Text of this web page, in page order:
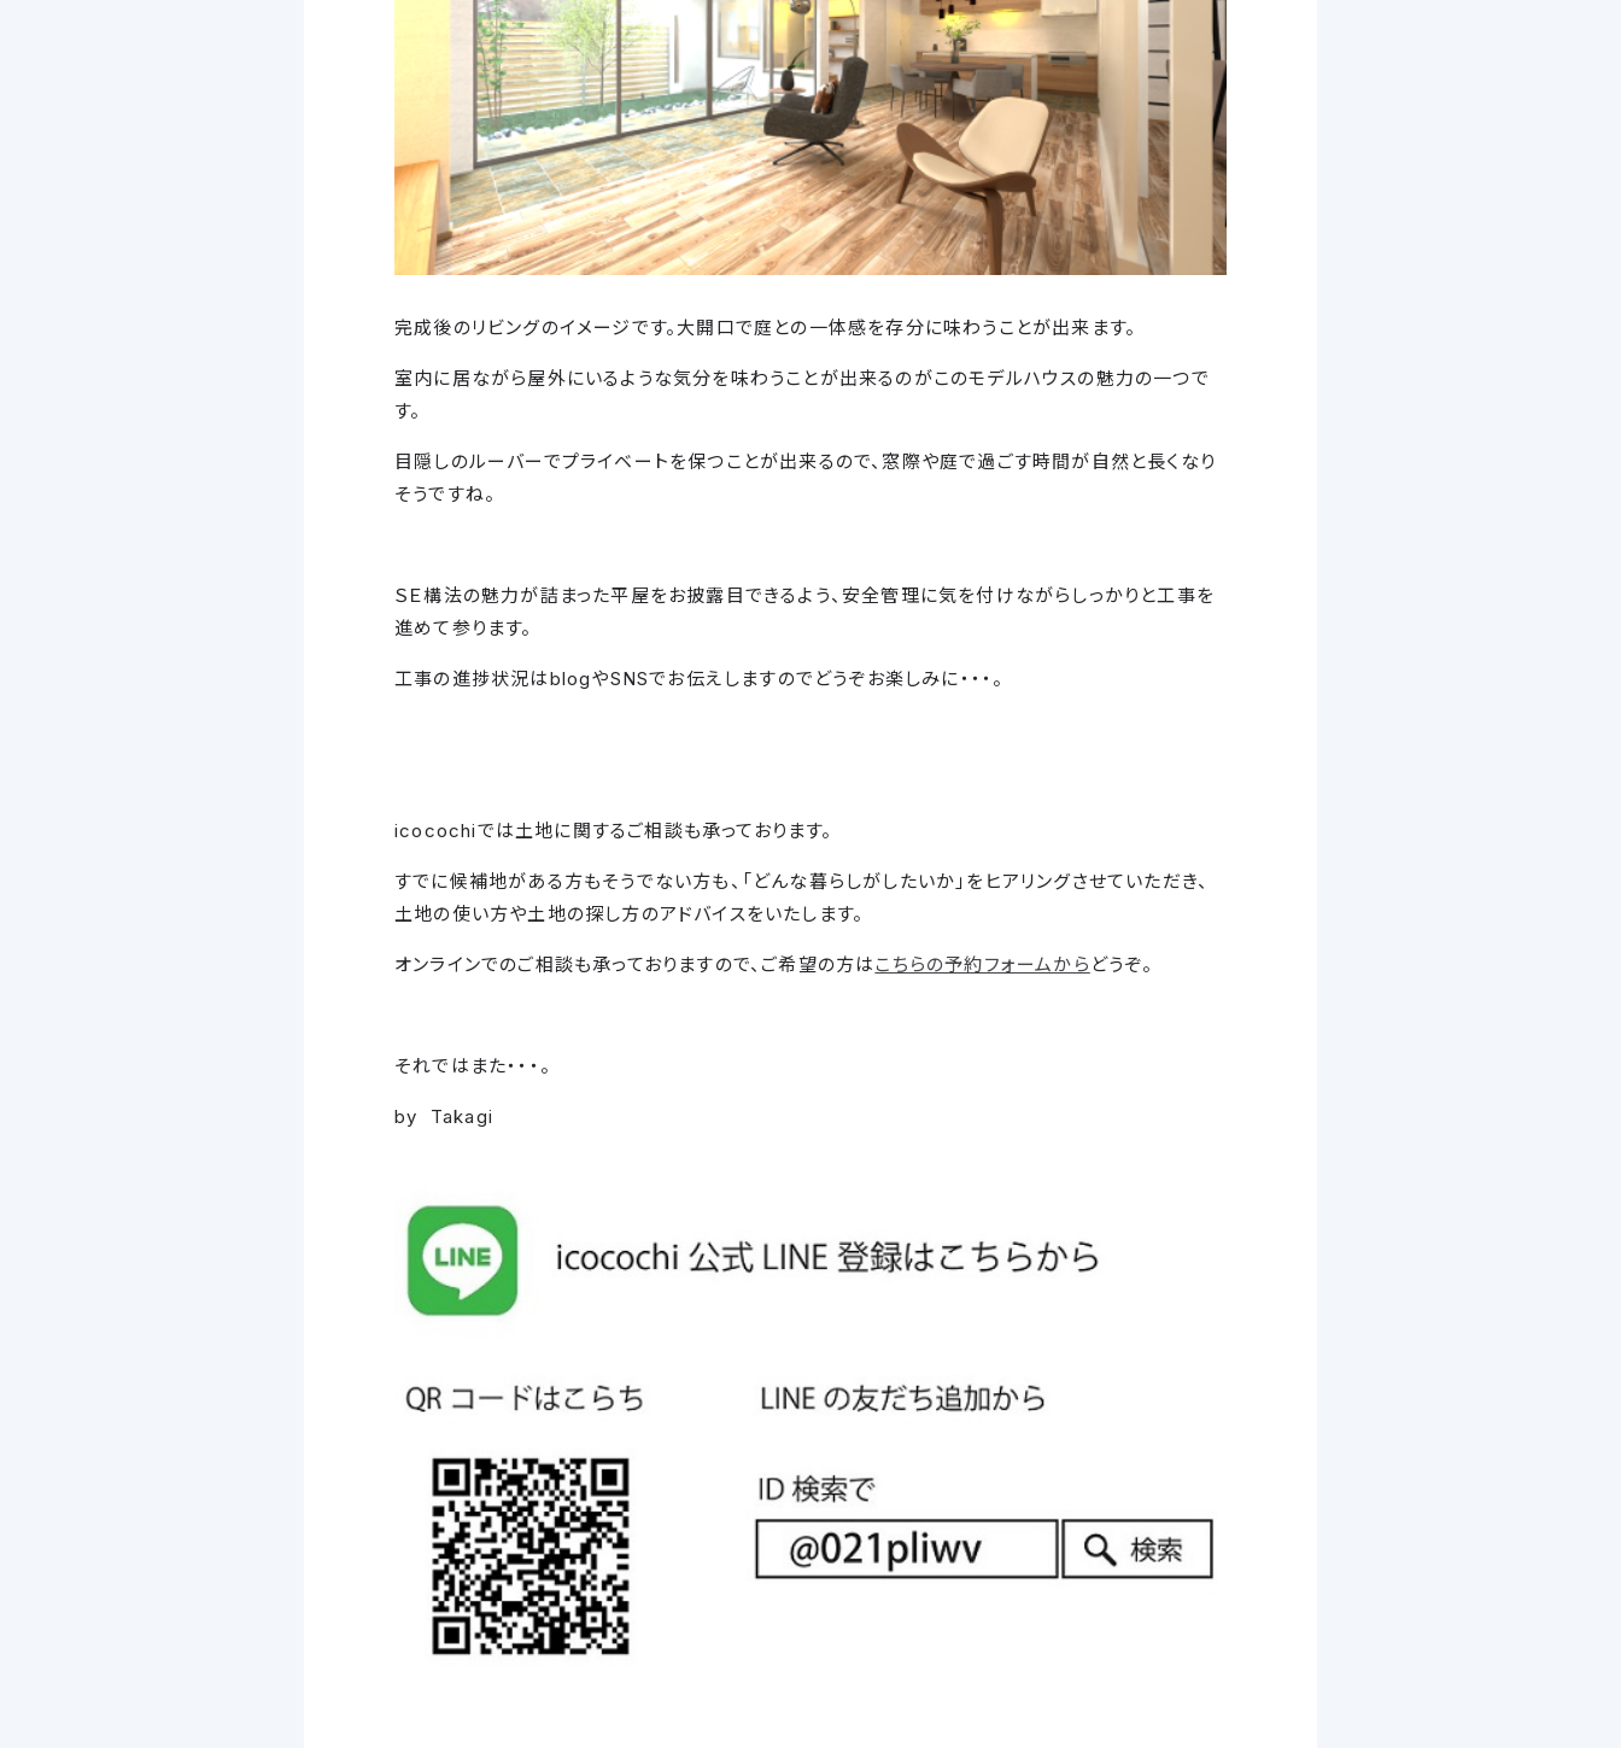
完成後のリビングのイメージです。大開口で庭との一体感を存分に味わうことが出来ます。
室内に居ながら屋外にいるような気分を味わうことが出来るのがこのモデルハウスの魅力の一つで
す。
目隠しのルーバーでプライベートを保つことが出来るので、窓際や庭で過ごす時間が自然と長くなり
そうですね。
ＳＥ構法の魅力が詰まった平屋をお披露目できるよう、安全管理に気を付けながらしっかりと工事を
進めて参ります。
工事の進捗状況はblogやSNSでお伝えしますのでどうぞお楽しみに・・・。
icocochiでは土地に関するご相談も承っております。
すでに候補地がある方もそうでない方も、「どんな暮らしがしたいか」をヒアリングさせていただき、
土地の使い方や土地の探し方のアドバイスをいたします。
オンラインでのご相談も承っておりますので、ご希望の方は こちらの予約フォームから どうぞ。
それではまた・・・。
by Takagi